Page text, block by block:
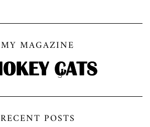
MY MAGAZINE
RECENT POSTS